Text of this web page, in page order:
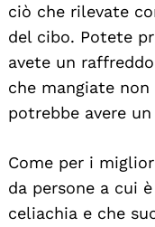
ciò che rilevate
del cibo. Potete
avete un
che mangiate
potrebbe avere
Come per i
da persone a cui
celiachia e che